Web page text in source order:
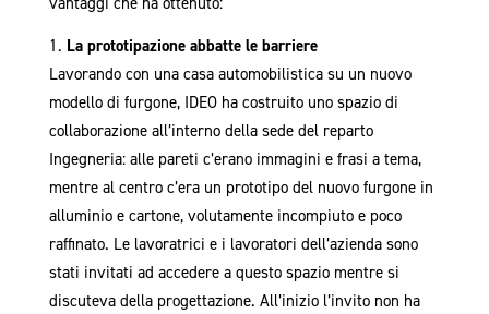
La prototipazione abbatte le barriere
Lavorando con una casa automobilistica su un nuovo
modello di furgone, IDEO ha costruito uno spazio di
collaborazione all’interno della sede del reparto
Ingegneria: alle pareti c’erano immagini e frasi a tema,
mentre al centro c’era un prototipo del nuovo furgone in
alluminio e cartone, volutamente incompiuto e poco
raffinato. Le lavoratrici e i lavoratori dell’azienda sono
stati invitati ad accedere a questo spazio mentre si
discuteva della progettazione. All’inizio l’invito non ha